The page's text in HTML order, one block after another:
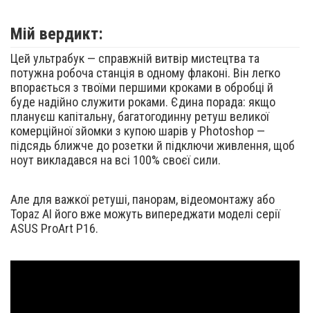
Мій вердикт:
Цей ультрабук — справжній витвір мистецтва та
потужна робоча станція в одному флаконі. Він легко
впорається з твоїми першими кроками в обробці й
буде надійно служити роками. Єдина порада: якщо
плануєш капітальну, багатогодинну ретуш великої
комерційної зйомки з купою шарів у Photoshop —
підсядь ближче до розетки й підключи живлення, щоб
ноут викладався на всі 100% своєї сили.
Але для важкої ретуші, панорам, відеомонтажу або
Topaz AI його вже можуть випереджати моделі серії
ASUS ProArt P16.